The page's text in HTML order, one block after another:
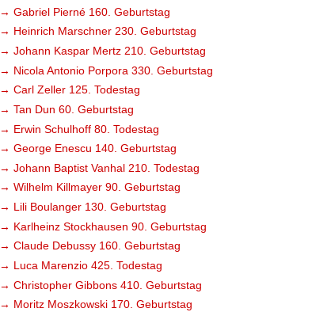
→ Gabriel Pierné 160. Geburtstag
→ Heinrich Marschner 230. Geburtstag
→ Johann Kaspar Mertz 210. Geburtstag
→ Nicola Antonio Porpora 330. Geburtstag
→ Carl Zeller 125. Todestag
→ Tan Dun 60. Geburtstag
→ Erwin Schulhoff 80. Todestag
→ George Enescu 140. Geburtstag
→ Johann Baptist Vanhal 210. Todestag
→ Wilhelm Killmayer 90. Geburtstag
→ Lili Boulanger 130. Geburtstag
→ Karlheinz Stockhausen 90. Geburtstag
→ Claude Debussy 160. Geburtstag
→ Luca Marenzio 425. Todestag
→ Christopher Gibbons 410. Geburtstag
→ Moritz Moszkowski 170. Geburtstag